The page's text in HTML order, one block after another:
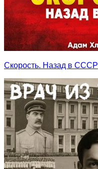
Скорость. Назад в СССР